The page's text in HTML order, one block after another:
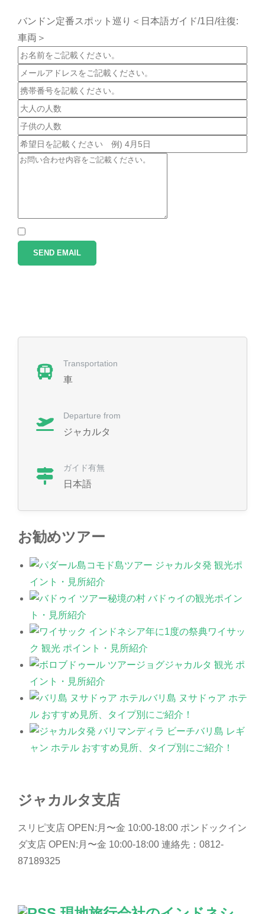
バンドン定番スポット巡り＜日本語ガイド/1日/往復:
車両＞
SEND EMAIL
Transportation
車
Departure from
ジャカルタ
ガイド有無
日本語
お勧めツアー
コモド島ツアー ジャカルタ発 観光ポ
イント・見所紹介
秘境の村 バドゥイの観光ポイン
ト・見所紹介
年に1度の祭典ワイサッ
ク 観光 ポイント・見所紹介
ジョグジャカルタ 観光 ポ
イント・見所紹介
バリ島 ヌサドゥア ホテ
ル おすすめ見所、タイプ別にご紹介！
バリ島 レギ
ャン ホテル おすすめ見所、タイプ別にご紹介！
ジャカルタ支店
スリピ支店 OPEN:月〜金 10:00-18:00 ポンドックイン
ダ支店 OPEN:月〜金 10:00-18:00 連絡先：0812-
87189325